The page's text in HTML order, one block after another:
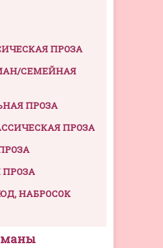
ПРОЗА
СЕМЕЙНАЯ
ПРОЗА
ПРОЗА
НАБРОСОК